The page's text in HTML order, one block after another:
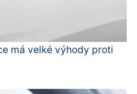
má velké výhody proti